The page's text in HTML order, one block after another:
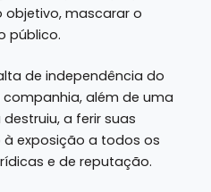
objetivo, mascarar o
público.
de independência do
companhia, além de uma
a ferir suas
exposição a todos os
e de reputação.